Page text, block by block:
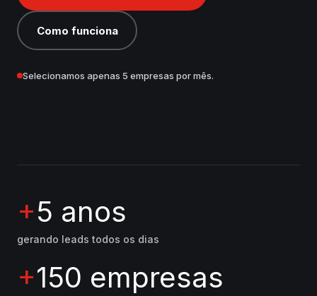
Como funciona
Selecionamos apenas 5 empresas por mês.
+5 anos
gerando leads todos os dias
+150 empresas